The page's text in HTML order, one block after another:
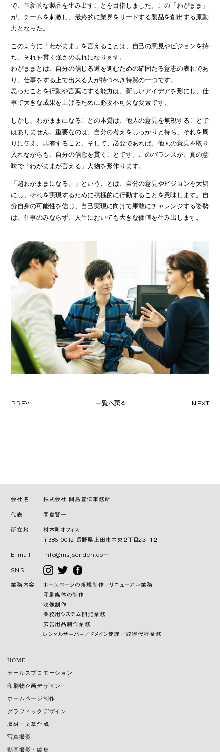
で、革新的な製品を生み出すことを目指しました。この「わがまま」
が、チームを刺激し、最終的に業界をリードする製品を創出する原動
力となった。
このように「わがまま」を言えることは、自己の意見やビジョンを持
ち、それを貫く強さの現れになります。
わがままとは、自分の信じる道を進むための確固たる意志の表れであ
り、仕事をする上で出来る人が持つべき特質の一つです。
思ったことを行動や言葉にする能力は、新しいアイデアを形にし、仕
事で大きな成果を上げるために必要不可欠な要素です。
しかし、わがままになることの本質は、他人の意見を無視することで
はありません。重要なのは、自分の考えをしっかりと持ち、それを周
りに伝え、共有すること。そして、必要であれば、他人の意見を取り
入れながらも、自分の信念を貫くことです。このバランスが、真の意
味で「わがままが言える」人物を形作ります。
「超わがままになる。」ということは、自分の意見やビジョンを大切
にし、それを実現するために積極的に行動することを意味します。自
分自身の可能性を信じ、自己実現に向けて果敢にチャレンジする姿勢
は、仕事のみならず、人生においても大きな価値を生み出します。
PREV 一覧へ戻る NEXT
会社名 株式会社 間島宣伝事務所
代表 間島賢一
所在地
材木町オフィス
〒386-0012 長野県上田市中央２丁目２３−１２
E-mail info@msjsenden.com
SNS
業務内容
ホームページの新規制作／リニューアル業務
印刷媒体の制作
映像制作
業務用システム開発業務
広告用品制作業務
レンタルサーバー／ドメイン管理／取得代行業務
HOME
セールスプロモーション
印刷物企画デザイン
ホームページ制作
グラフィックデザイン
取材・文章作成
写真撮影
動画撮影・編集